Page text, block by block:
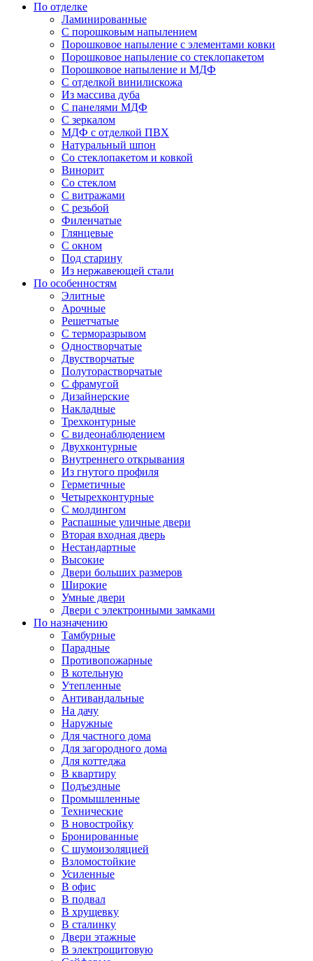
По отделке
Ламинированные
С порошковым напылением
Порошковое напыление с элементами ковки
Порошковое напыление со стеклопакетом
Порошковое напыление и МДФ
С отделкой винилискожа
Из массива дуба
С панелями МДФ
С зеркалом
МДФ с отделкой ПВХ
Натуральный шпон
Со стеклопакетом и ковкой
Винорит
Со стеклом
С витражами
С резьбой
Филенчатые
Глянцевые
С окном
Под старину
Из нержавеющей стали
По особенностям
Элитные
Арочные
Решетчатые
С терморазрывом
Одностворчатые
Двустворчатые
Полуторастворчатые
С фрамугой
Дизайнерские
Накладные
Трехконтурные
С видеонаблюдением
Двухконтурные
Внутреннего открывания
Из гнутого профиля
Герметичные
Четырехконтурные
С молдингом
Распашные уличные двери
Вторая входная дверь
Нестандартные
Высокие
Двери больших размеров
Широкие
Умные двери
Двери с электронными замками
По назначению
Тамбурные
Парадные
Противопожарные
В котельную
Утепленные
Антивандальные
На дачу
Наружные
Для частного дома
Для загородного дома
Для коттеджа
В квартиру
Подъездные
Промышленные
Технические
В новостройку
Бронированные
С шумоизоляцией
Взломостойкие
Усиленные
В офис
В подвал
В хрущевку
В сталинку
Двери этажные
В электрощитовую